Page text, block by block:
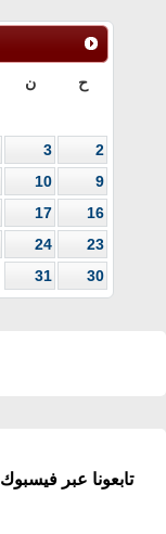
ح ن
2
3
9
10
16
17
23
24
30
31
تابعونا عبر فيسبوك